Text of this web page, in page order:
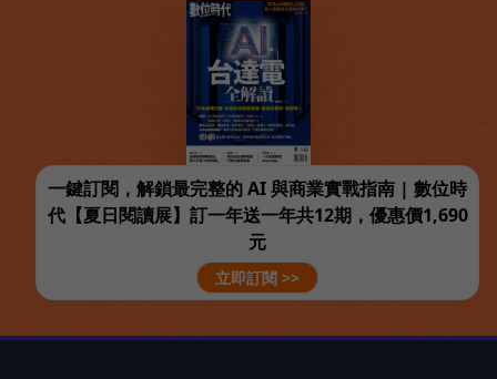
一鍵訂閱，解鎖最完整的 AI 與商業實戰指南 | 數位時
代【夏日閱讀展】訂一年送一年共12期，優惠價1,690
元
立即訂閱 >>